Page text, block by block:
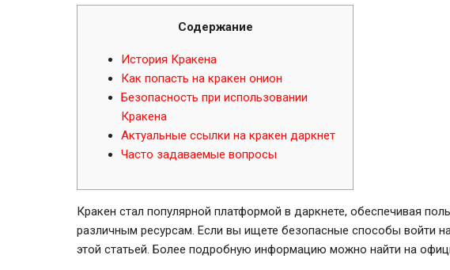
Содержание
История Кракена
Как попасть на кракен онион
Безопасность при использовании
Кракена
Актуальные ссылки на кракен даркнет
Часто задаваемые вопросы
Кракен стал популярной платформой в даркнете, обеспечивая
различным ресурсам. Если вы ищете безопасные способы войти
этой статьей. Более подробную информацию можно найти на